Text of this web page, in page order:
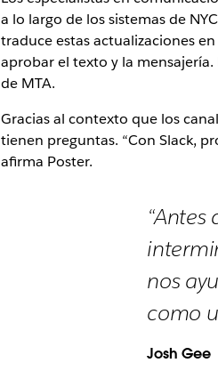
a lo largo de los sistemas de
traduce estas actualizaciones
aprobar el texto y la
de MTA.
Gracias al contexto que los
tienen preguntas. “Con Slack,
afirma Poster.
nos
como
Josh Gee